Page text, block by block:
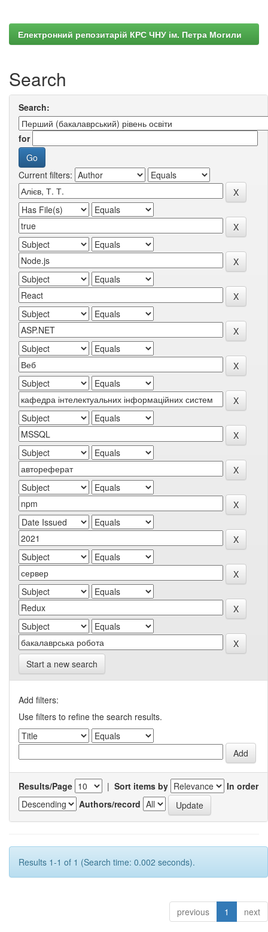
Електронний репозитарій КРС ЧНУ ім. Петра Могили
Search
Search:
for
Current filters:
Start a new search
Add filters:
Use filters to refine the search results.
Results/Page | Sort items by
In order
Authors/record
Results 1-1 of 1 (Search time: 0.002 seconds).
previous 1 next